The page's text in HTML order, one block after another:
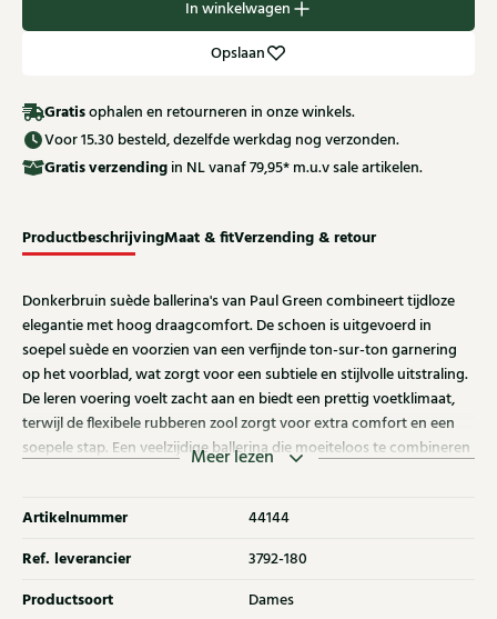
In winkelwagen
Opslaan
Gratisophalen en retourneren in onze winkels.
Voor 15.30 besteld, dezelfde werkdag nog verzonden.
Gratisverzending in NL vanaf 79,95* m.u.v sale artikelen.
ProductbeschrijvingMaat & fitVerzending & retour
Donkerbruin suède ballerina's van Paul Green combineert tijdloze
elegantie met hoog draagcomfort. De schoen is uitgevoerd in
soepel suède en voorzien van een verfijnde ton-sur-ton garnering
op het voorblad, wat zorgt voor een subtiele en stijlvolle uitstraling.
De leren voering voelt zacht aan en biedt een prettig voetklimaat,
terwijl de flexibele rubberen zool zorgt voor extra comfort en een
soepele stap. Een veelzijdige ballerina die moeiteloos te combineren
Meer lezen
Artikelnummer 44144
Ref. leverancier 3792-180
Productsoort Dames